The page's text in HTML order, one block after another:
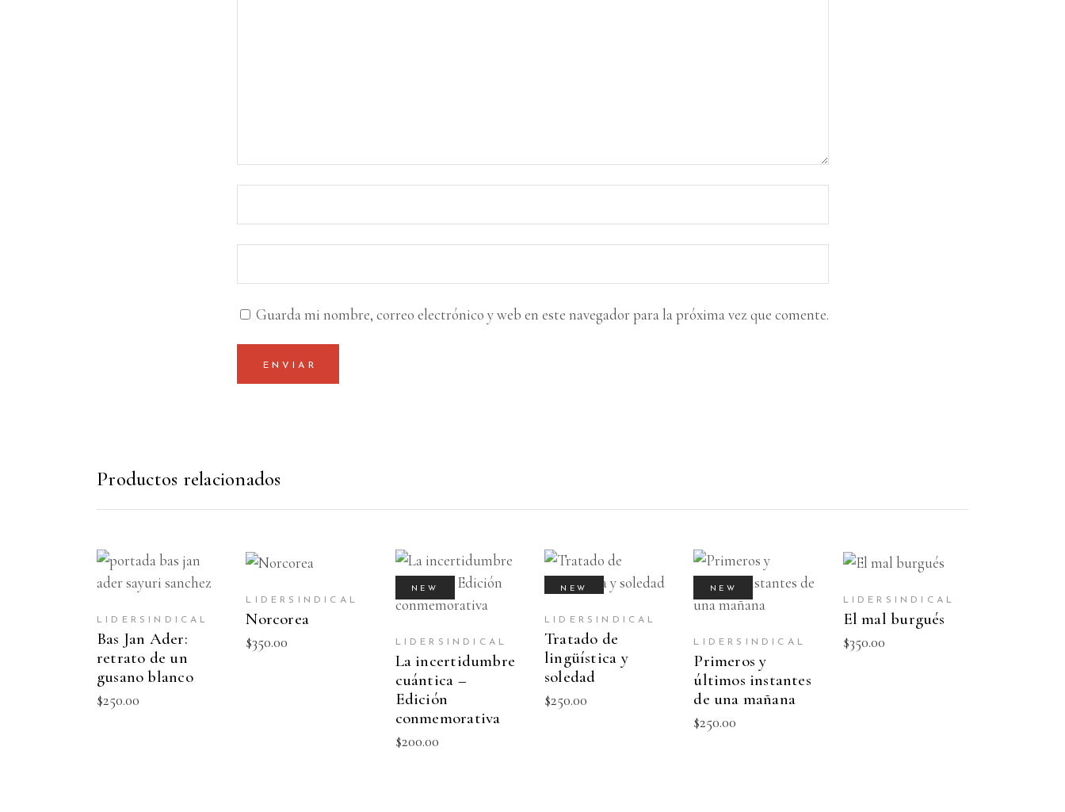
Guarda mi nombre, correo electrónico y web en este navegador para la próxima vez que comente.
Productos relacionados
AÑADIR AL
CARRITO
LIDERSINDICAL
Bas Jan Ader:
retrato de un
gusano blanco
$250.00
CARRITO
LIDERSINDICAL
Norcorea
$350.00
NEW
LIDERSINDICAL
La incertidumbre
cuántica –
Edición
conmemorativa
$200.00
NEWCARRITO
LIDERSINDICAL
Tratado de
lingüística y
soledad
$250.00
NEW
LIDERSINDICAL
Primeros y
últimos instantes
de una mañana
$250.00
AÑADIR AL
CARRITO
LIDERSINDICAL
El mal burgués
$350.00